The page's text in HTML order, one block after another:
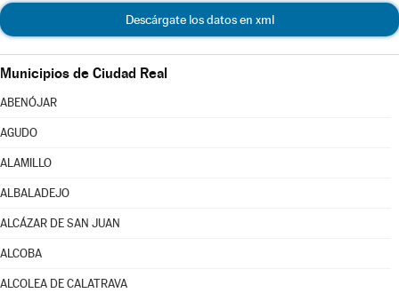
Descárgate los datos en xml
Municipios de Ciudad Real
ABENÓJAR
AGUDO
ALAMILLO
ALBALADEJO
ALCÁZAR DE SAN JUAN
ALCOBA
ALCOLEA DE CALATRAVA